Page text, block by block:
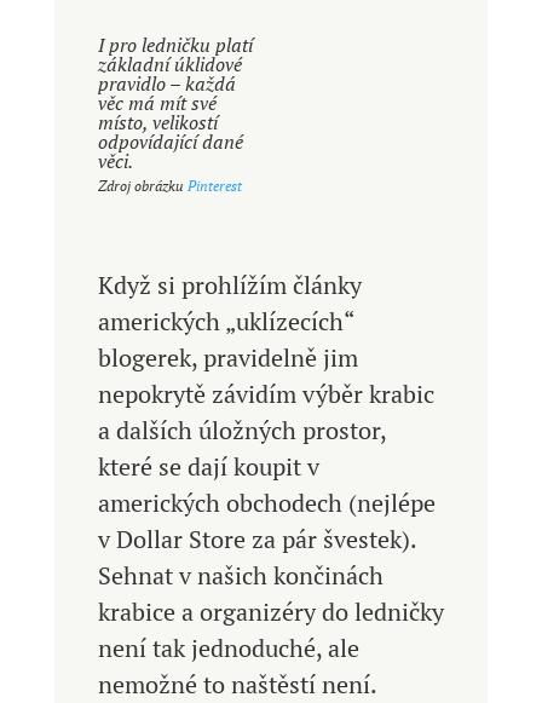
I pro ledničku platí
základní úklidové
pravidlo – každá
věc má mít své
místo, velikostí
odpovídající dané
věci.
Zdroj obrázku Pinterest
Když si prohlížím články
amerických „uklízecích“
blogerek, pravidelně jim
nepokrytě závidím výběr krabic
a dalších úložných prostor,
které se dají koupit v
amerických obchodech (nejlépe
v Dollar Store za pár švestek).
Sehnat v našich končinách
krabice a organizéry do ledničky
není tak jednoduché, ale
nemožné to naštěstí není.